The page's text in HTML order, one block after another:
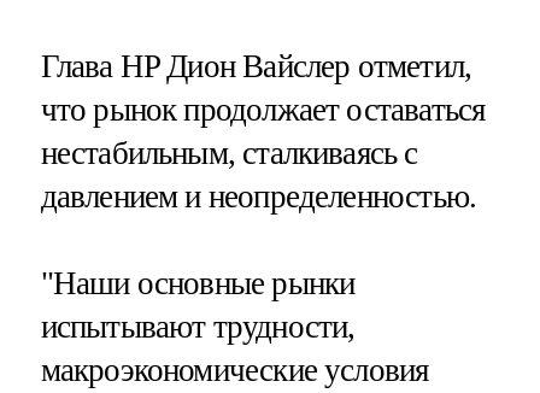
Глава HP Дион Вайслер отметил,
что рынок продолжает оставаться
нестабильным, сталкиваясь с
давлением и неопределенностью.
"Наши основные рынки
испытывают трудности,
макроэкономические условия